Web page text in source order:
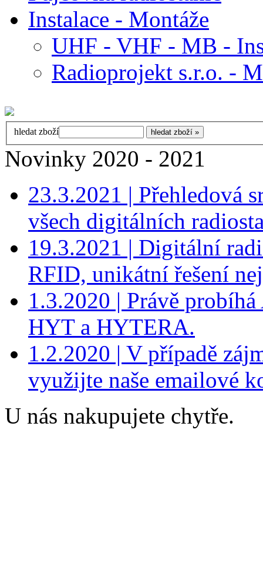
Instalace - Montáže
UHF - VHF - MB -
Radioprojekt s.r.o. -
hledat zboží
Novinky 2020 - 2021
23.3.2021 | Přehledová
všech digitálních
19.3.2021 | Digitální
RFID, unikátní řešení
1.3.2020 | Právě
HYT a HYTERA.
1.2.2020 | V případě
využijte naše emailové
U nás nakupujete chytře.